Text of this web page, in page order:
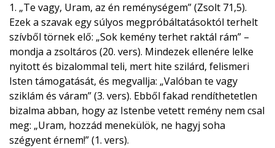
1. „Te vagy, Uram, az én reménységem” (Zsolt 71,5).
Ezek a szavak egy súlyos megpróbáltatásoktól terhelt
szívből törnek elő: „Sok kemény terhet raktál rám” –
mondja a zsoltáros (20. vers). Mindezek ellenére lelke
nyitott és bizalommal teli, mert hite szilárd, felismeri
Isten támogatását, és megvallja: „Valóban te vagy
sziklám és váram” (3. vers). Ebből fakad rendíthetetlen
bizalma abban, hogy az Istenbe vetett remény nem csal
meg: „Uram, hozzád menekülök, ne hagyj soha
szégyent érnem!” (1. vers).